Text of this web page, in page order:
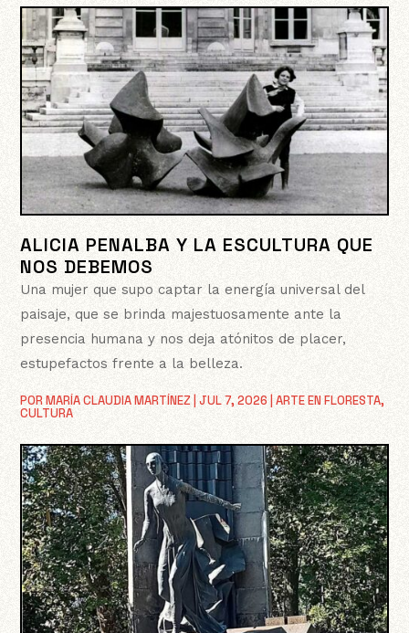
ALICIA PENALBA Y LA ESCULTURA QUE
NOS DEBEMOS
PORMARÍA CLAUDIA MARTÍNEZ |JUL 7, 2026 |ARTE EN FLORESTA,
CULTURA
Una mujer que supo captar la energía universal del
paisaje, que se brinda majestuosamente ante la
presencia humana y nos deja atónitos de placer,
estupefactos frente a la belleza.